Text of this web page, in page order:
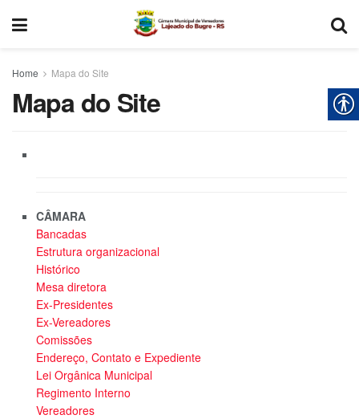
Home Mapa do Site
Mapa do Site
CÂMARA
Bancadas
Estrutura organizacional
Histórico
Mesa diretora
Ex-Presidentes
Ex-Vereadores
Comissões
Endereço, Contato e Expediente
Lei Orgânica Municipal
Regimento Interno
Vereadores